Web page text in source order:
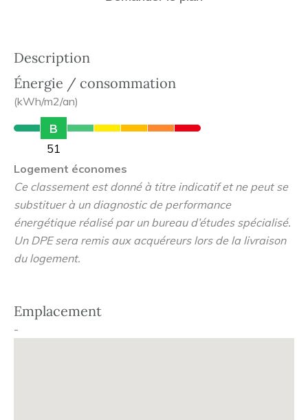
Description
Énergie / consommation
(kWh/m2/an)
B
51
Logement économes
Ce classement est donné à titre indicatif et ne peut se
substituer à un diagnostic de performance
énergétique réalisé par un bureau d’études spécialisé.
Un DPE sera remis aux acquéreurs lors de la livraison
du logement.
Emplacement
-